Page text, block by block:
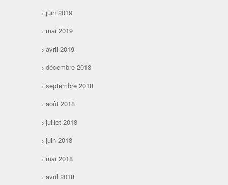
juin 2019
mai 2019
avril 2019
décembre 2018
septembre 2018
août 2018
juillet 2018
juin 2018
mai 2018
avril 2018